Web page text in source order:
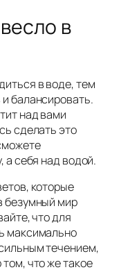
в
в воде, тем
балансировать.
над вами
сделать это
а себя над водой.
которые
безумный мир
что для
максимально
течением,
что же такое